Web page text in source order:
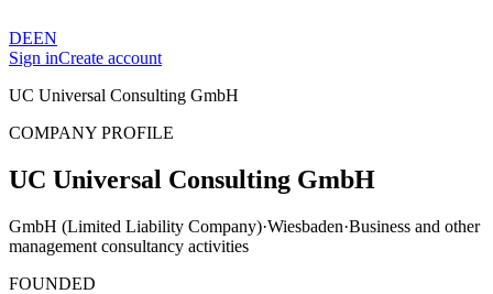
DEEN
Sign inCreate account
UC Universal Consulting GmbH
COMPANY PROFILE
UC Universal Consulting GmbH
GmbH (Limited Liability Company)·Wiesbaden·Business and other
management consultancy activities
FOUNDED